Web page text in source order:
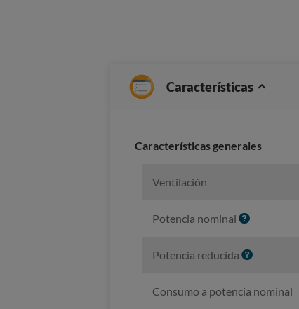
Características
Características generales
Ventilación
Potencia nominal I
Potencia reducida I
f
Consumo a potencia nominal